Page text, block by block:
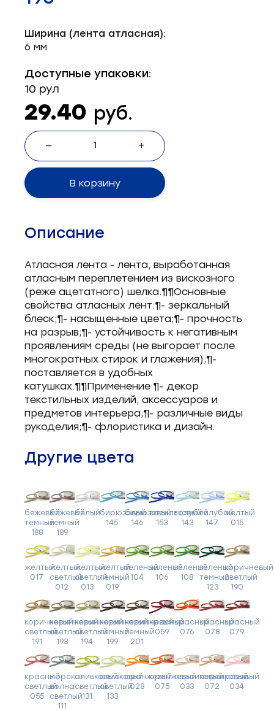
Запчасти: иглы
Установочное оборудование
Ширина (лента атласная):
6 мм
Доступные упаковки:
10 рул
29.40 руб.
— +
В корзину
Описание
Атласная лента - лента, выработанная
атласным переплетением из вискозного
(реже ацетатного) шелка.¶¶Основные
свойства атласных лент:¶- зеркальный
блеск;¶- насыщенные цвета;¶- прочность
на разрыв;¶- устойчивость к негативным
проявлениям среды (не выгорает после
многократных стирок и глажения);¶-
поставляется в удобных
катушках.¶¶Применение:¶- декор
текстильных изделий, аксессуаров и
предметов интерьера;¶- различные виды
рукоделия;¶- флористика и дизайн.
Другие цвета
бежевый
темный
188
бежевый
темный
189
белыйбирюзовый
145
бирюзовый
146
васильковый
153
голубой
143
голубой
147
желтый
015
желтый
017
желтый
светлый
012
желтый
светлый
013
желтый
темный
019
зеленый
104
зеленый
106
зеленый
108
зеленый
темный
123
коричневый
светлый
190
коричневый
светлый
191
коричневый
светлый
193
коричневый
светлый
194
коричневый
темный
199
коричневый
темный
201
красный
059
красный
076
красный
078
красный
079
красный
светлый
055
морская
волна
светлый
111
оливковый
светлый
131
оливковый
светлый
133
оранжевый
028
оранжевый
075
персиковый
033
персиковый
072
розовый
034